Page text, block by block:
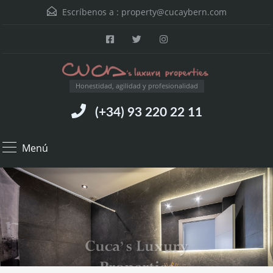
Escríbenos a : property@cucaybern.com
Honestidad, agilidad y profesionalidad
(+34) 93 220 22 11
Menú